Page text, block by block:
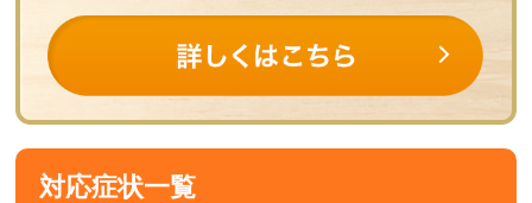
対応症状一覧